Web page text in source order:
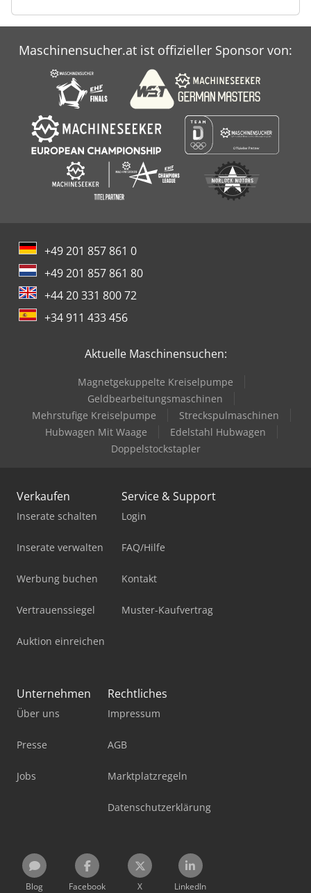
Maschinensucher.at ist offizieller Sponsor von:
+49 201 857 861 0
+49 201 857 861 80
+44 20 331 800 72
+34 911 433 456
Aktuelle Maschinensuchen:
Magnetgekuppelte Kreiselpumpe
Geldbearbeitungsmaschinen
Mehrstufige Kreiselpumpe
Streckspulmaschinen
Hubwagen Mit Waage
Edelstahl Hubwagen
Doppelstockstapler
Verkaufen
Inserate schalten
Inserate verwalten
Werbung buchen
Vertrauenssiegel
Auktion einreichen
Service & Support
Login
FAQ/Hilfe
Kontakt
Muster-Kaufvertrag
Unternehmen
Über uns
Presse
Jobs
Rechtliches
Impressum
AGB
Marktplatzregeln
Datenschutzerklärung
Blog Facebook X LinkedIn